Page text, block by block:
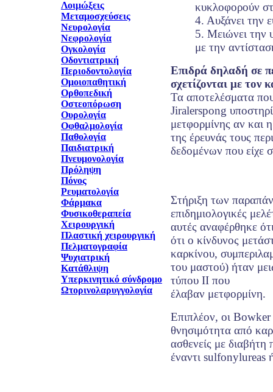
Λοιμώξεις
Μεταμοσχεύσεις
Νευρολογία
Νεφρολογία
Ογκολογία
Οδοντιατρική
Περιοδοντολογία
Ομοιοπαθητική
Ορθοπεδική
Οστεοπόρωση
Ουρολογία
Οφθαλμολογία
Παθολογία
Παιδιατρική
Πνευμονολογία
Πρόληψη
Πόνος
Ρευματολογία
Φάρμακα
Φυσικοθεραπεία
Χειρουργική
Πλαστική χειρουργική
Πελματογραφία
Ψυχιατρική
Κατάθλιψη
Υπερκινητικό σύνδρομο
Ωτορινολαρυγγολογία
κυκλοφορούν
4. Αυξάνει την
5. Μειώνει την
με την
Επιδρά δηλαδή σε
σχετίζονται με τον
Τα αποτελέσματα
Jiralerspong
μετφορμίνης αν και
της έρευνάς τους
δεδομένων που είχε
Στήριξη των
επιδημιολογικές
αυτές αναφέρθηκε
ότι ο κίνδυνος
καρκίνου,
του μαστού) ήταν
τύπου ΙΙ που
έλαβαν μετφορμίνη.
Επιπλέον, οι
θνησιμότητα από
ασθενείς με
έναντι sulfonylureas